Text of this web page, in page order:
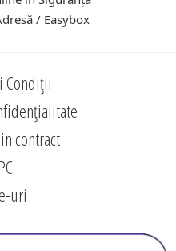
/ Easybox
Condiții
contract
uri